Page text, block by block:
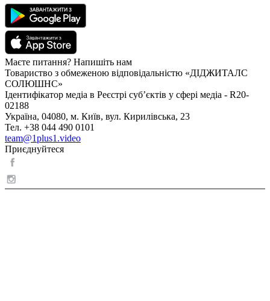
Маєте питання? Напишіть нам
Товариство з обмеженою відповідальністю «ДІДЖИТАЛС
СОЛЮШНС»
Ідентифікатор медіа в Реєстрі суб’єктів у сфері медіа - R20-
02188
Україна, 04080, м. Київ, вул. Кирилівська, 23
Тел. +38 044 490 0101
team@1plus1.video
Приєднуйтеся